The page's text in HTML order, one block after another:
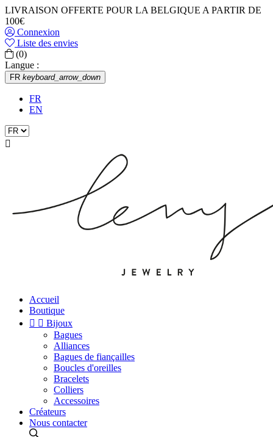
LIVRAISON OFFERTE POUR LA BELGIQUE A PARTIR DE
100€
Connexion
Liste des envies
(0)
Langue :
FR keyboard_arrow_down
FR
EN

Accueil
Boutique
  Bijoux
Bagues
Alliances
Bagues de fiançailles
Boucles d'oreilles
Bracelets
Colliers
Accessoires
Créateurs
Nous contacter